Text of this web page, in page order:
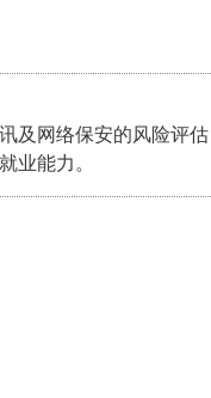
及网络保安的风险评
业能力。